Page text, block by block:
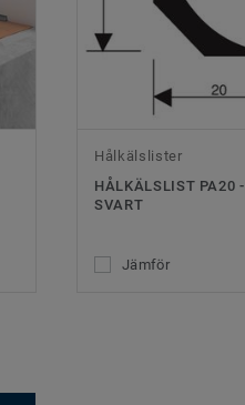
Hålkälslister
HÅLKÄLSLIST PA20 -
SVART
Jämför